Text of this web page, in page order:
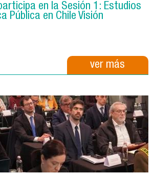
en la Sesión 1: Estudios
Pública en Chile Visión
ver más